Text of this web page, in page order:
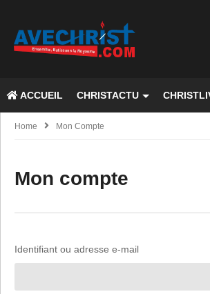
ACCUEIL CHRISTACTU
Home Mon Compte
Mon compte
Identifiant ou adresse e-mail